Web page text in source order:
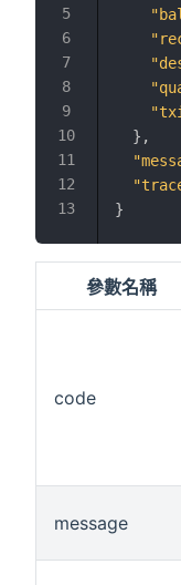
} ,
}
參數名稱
code
message